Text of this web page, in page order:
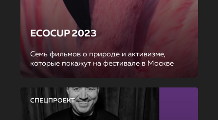
ECOCUP 2023
Семь фильмов о природе и активизме,
которые покажут на фестивале в Москве
СПЕЦПРОЕКТ